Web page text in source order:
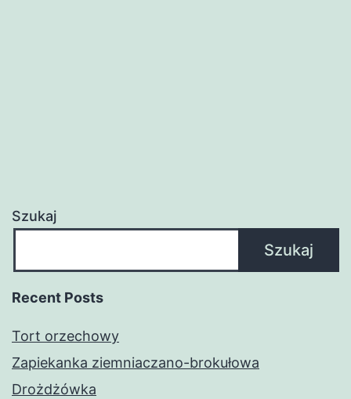
Szukaj
Szukaj
Recent Posts
Tort orzechowy
Zapiekanka ziemniaczano-brokułowa
Drożdżówka